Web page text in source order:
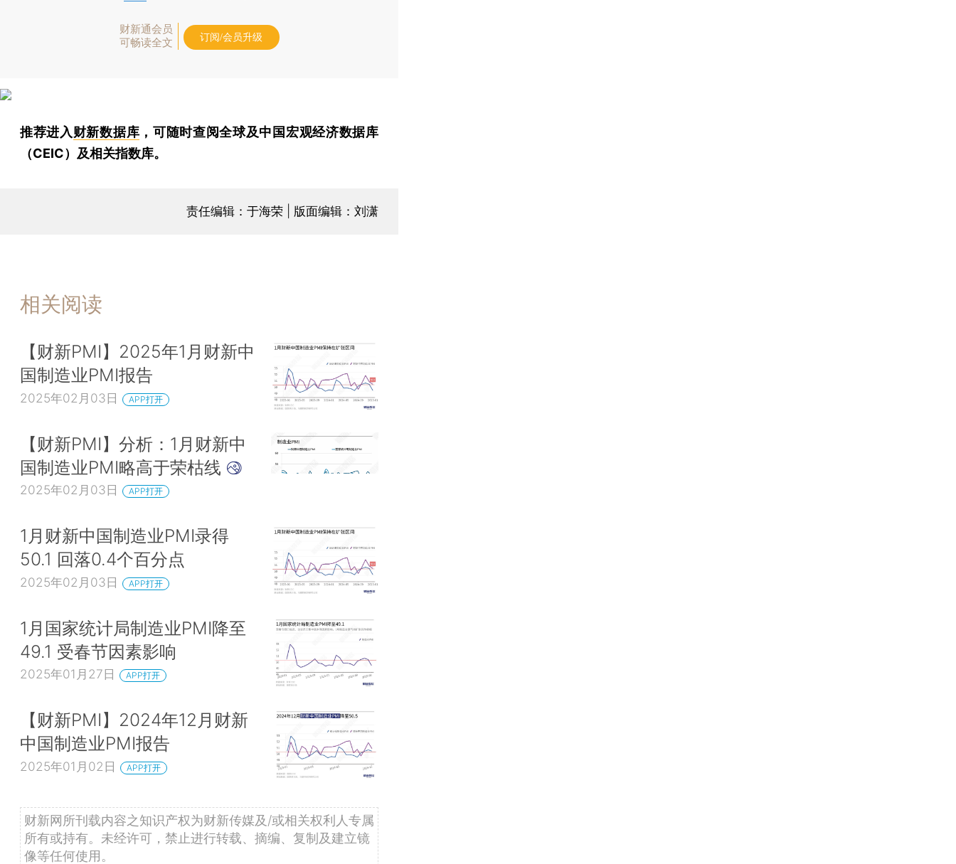
财新通会员
可畅读全文
订阅/会员升级
推荐进入财新数据库 ，可随时查阅全球及中国宏观经济数据库
（CEIC）及相关指数库。
责任编辑：于海荣 | 版面编辑：刘潇
相关阅读
【财新PMI】2025年1月财新中
国制造业PMI报告
2025年02月03日 APP打开
【财新PMI】分析：1月财新中
国制造业PMI略高于荣枯线
2025年02月03日 APP打开
1月财新中国制造业PMI录得
50.1 回落0.4个百分点
2025年02月03日 APP打开
1月国家统计局制造业PMI降至
49.1 受春节因素影响
2025年01月27日 APP打开
【财新PMI】2024年12月财新
中国制造业PMI报告
2025年01月02日 APP打开
财新网所刊载内容之知识产权为财新传媒及/或相关权利人专属
所有或持有。未经许可，禁止进行转载、摘编、复制及建立镜
像等任何使用。